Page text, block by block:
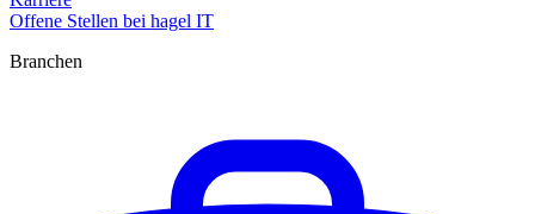
Offene Stellen bei hagel IT
Branchen